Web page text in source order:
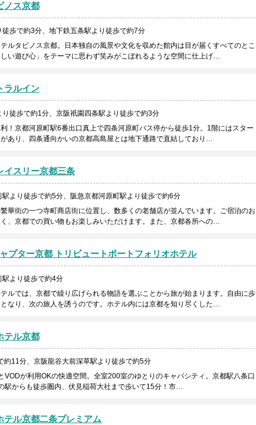
ノス京都
歩で約3分、地下鉄五条駅より徒歩で約7分
ルタビノス京都。日本独自の風景や文化を収めた館内は目が届くすべてのとこ
い遊び心」をテーマに思わず笑みがこぼれるような空間に仕上げ…
ラルイン
り徒歩で約1分、京阪祇園四条駅より徒歩で約3分
！京都河原町駅6番出口真上で四条河原町バス停から徒歩1分。1階にはスター
あり、四条通向かいの京都高島屋とは地下通路で直結しており…
イスリー京都三条
より徒歩で約5分、阪急京都河原町駅より徒歩で約6分
華街の一つ寺町商店街に位置し、数多くの老舗店が並んでいます。ご宿泊のお
、京都での買い物もお楽しみいただけます。また、京都各所への…
プター京都 トリビュートポートフォリオホテル
より徒歩で約4分
ルでは、京都で繰り広げられる物語を選ぶことから旅が始まります。自由に歩
なり、次の旅人を誘うのです。ホテル内には京都を知り尽くした…
テル京都
約11分、京阪龍谷大前深草駅より徒歩で約5分
が利用OKの快適空間。全室200室のゆとりのキャパシティ。京都駅八条口
駅からも徒歩圏内、伏見稲荷大社まで歩いて15分！市…
テル京都二条プレミアム